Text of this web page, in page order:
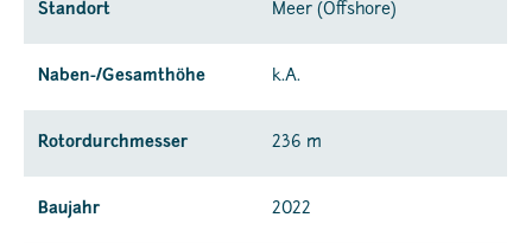
Standort Meer (Offshore)
Naben-/Gesamthöhe k.A.
Rotordurchmesser 236 m
Baujahr 2022